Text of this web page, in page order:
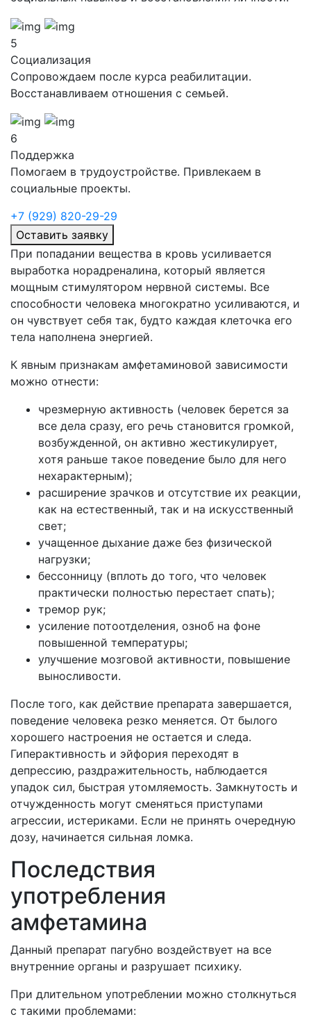
5
Социализация
Сопровождаем после курса реабилитации.
Восстанавливаем отношения с семьей.
6
Поддержка
Помогаем в трудоустройстве. Привлекаем в
социальные проекты.
+7 (929) 820-29-29
Оставить заявку
При попадании вещества в кровь усиливается
выработка норадреналина, который является
мощным стимулятором нервной системы. Все
способности человека многократно усиливаются, и
он чувствует себя так, будто каждая клеточка его
тела наполнена энергией.
К явным признакам амфетаминовой зависимости
можно отнести:
чрезмерную активность (человек берется за
все дела сразу, его речь становится громкой,
возбужденной, он активно жестикулирует,
хотя раньше такое поведение было для него
нехарактерным);
расширение зрачков и отсутствие их реакции,
как на естественный, так и на искусственный
свет;
учащенное дыхание даже без физической
нагрузки;
бессонницу (вплоть до того, что человек
практически полностью перестает спать);
тремор рук;
усиление потоотделения, озноб на фоне
повышенной температуры;
улучшение мозговой активности, повышение
выносливости.
После того, как действие препарата завершается,
поведение человека резко меняется. От былого
хорошего настроения не остается и следа.
Гиперактивность и эйфория переходят в
депрессию, раздражительность, наблюдается
упадок сил, быстрая утомляемость. Замкнутость и
отчужденность могут сменяться приступами
агрессии, истериками. Если не принять очередную
дозу, начинается сильная ломка.
Последствия
употребления
амфетамина
Данный препарат пагубно воздействует на все
внутренние органы и разрушает психику.
При длительном употреблении можно столкнуться
с такими проблемами: